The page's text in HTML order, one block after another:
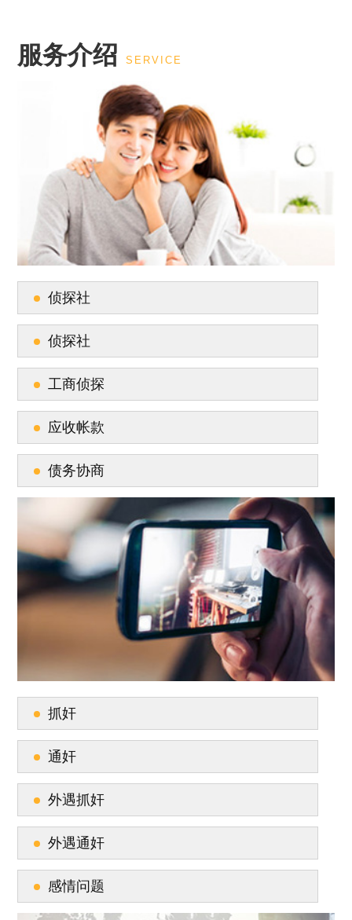
服务介绍 SERVICE
侦探社
侦探社
工商侦探
应收帐款
债务协商
抓奸
通奸
外遇抓奸
外遇通奸
感情问题